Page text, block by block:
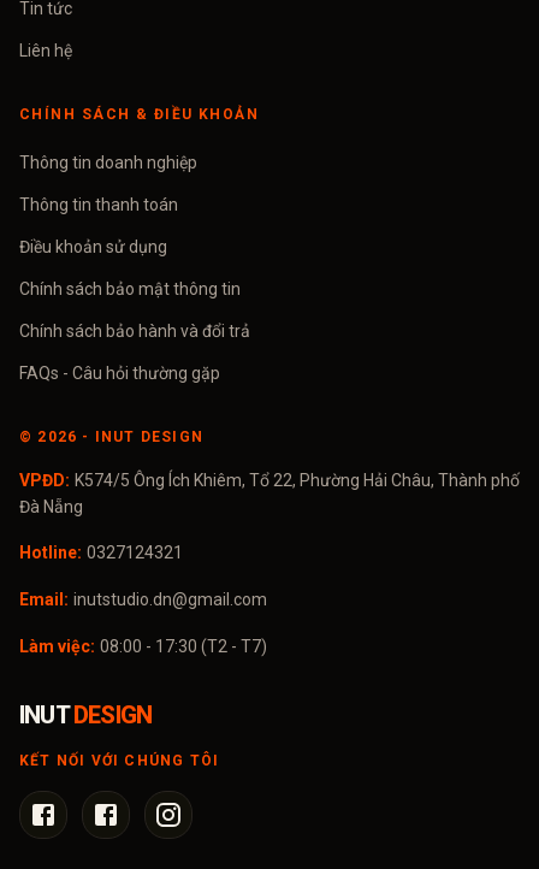
Tin tức
Liên hệ
CHÍNH SÁCH & ĐIỀU KHOẢN
Thông tin doanh nghiệp
Thông tin thanh toán
Điều khoản sử dụng
Chính sách bảo mật thông tin
Chính sách bảo hành và đổi trả
FAQs - Câu hỏi thường gặp
© 2026 - INUT DESIGN
VPĐD: K574/5 Ông Ích Khiêm, Tổ 22, Phường Hải Châu, Thành phố
Đà Nẵng
Hotline: 0327124321
Email: inutstudio.dn@gmail.com
Làm việc: 08:00 - 17:30 (T2 - T7)
INUT DESIGN
KẾT NỐI VỚI CHÚNG TÔI